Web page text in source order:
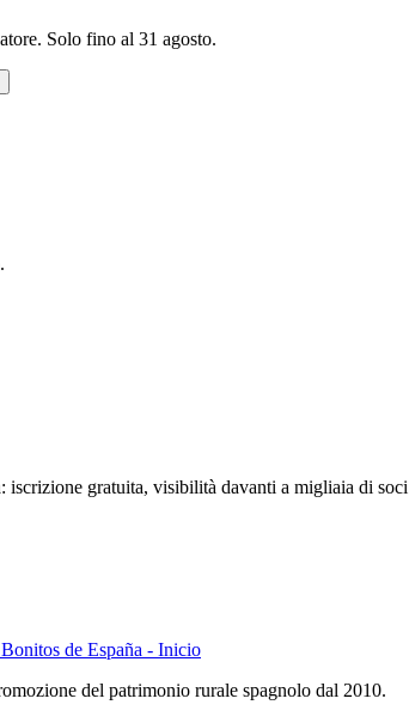
Solo fino al 31 agosto.
gratuita, visibilità davanti a migliaia di
de España - Inicio
del patrimonio rurale spagnolo dal 2010.